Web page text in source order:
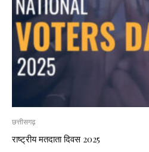
छत्तीसगढ़
राष्ट्रीय मतदाता दिवस 2025